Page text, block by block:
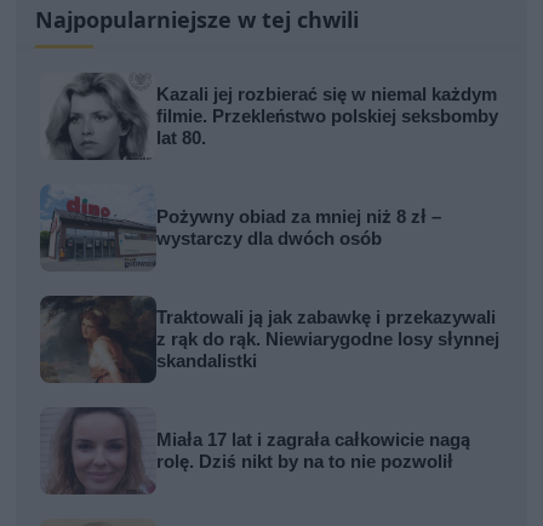
Najpopularniejsze w tej chwili
Kazali jej rozbierać się w niemal każdym
filmie. Przekleństwo polskiej seksbomby
lat 80.
Pożywny obiad za mniej niż 8 zł –
wystarczy dla dwóch osób
Traktowali ją jak zabawkę i przekazywali
z rąk do rąk. Niewiarygodne losy słynnej
skandalistki
Miała 17 lat i zagrała całkowicie nagą
rolę. Dziś nikt by na to nie pozwolił